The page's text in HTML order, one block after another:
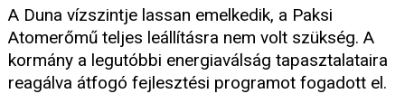
A Duna vízszintje lassan emelkedik, a Paksi
Atomerőmű teljes leállításra nem volt szükség. A
kormány a legutóbbi energiaválság tapasztalataira
reagálva átfogó fejlesztési programot fogadott el.